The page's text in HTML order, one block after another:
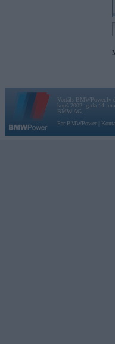
Vortāls BMWPower.lv
kopš 2002. gada 14.
BMW AG.
Par BMWPower